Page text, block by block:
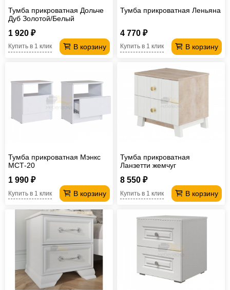
Тумба прикроватная Дольче
Дуб Золотой/Белый
1 920 ₽
В корзину
Купить в 1 клик
Тумба прикроватная Леньяна
4 770 ₽
В корзину
Купить в 1 клик
Тумба прикроватная Мэнкс
МСТ-20
1 990 ₽
В корзину
Купить в 1 клик
Тумба прикроватная
Ланзетти жемчуг
8 550 ₽
В корзину
Купить в 1 клик